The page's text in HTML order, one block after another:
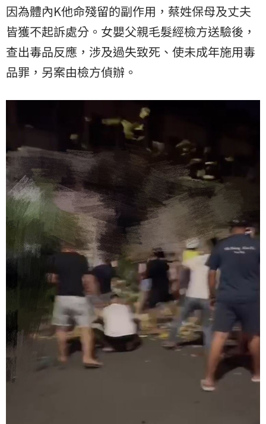
因為體內K他命殘留的副作用，蔡姓保母及丈夫
皆獲不起訴處分。女嬰父親毛髮經檢方送驗後，
查出毒品反應，涉及過失致死、使未成年施用毒
品罪，另案由檢方偵辦。